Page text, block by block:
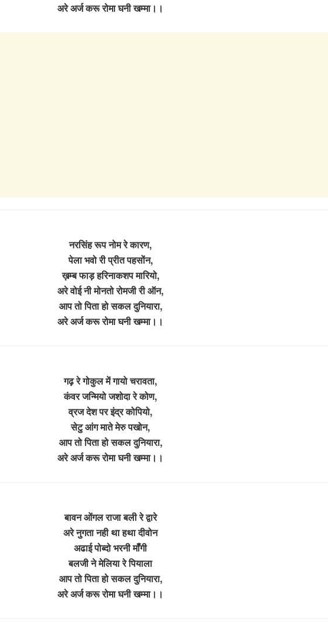
अरे अर्ज करू रोमा घनी खम्मा।।
नरसिंह रूप नोम रे कारण,
पेला भवो री प्रीत पहसोंन,
ख़म्ब फाड़ हरिनाकशप मारियो,
अरे वोई नी मोनतो रोमजी री ऑन,
आप तो पिता हो सकल दुनियारा,
अरे अर्ज करू रोमा घनी खम्मा।।
गढ़ रे गोकुल में गायो चरावता,
कंवर जन्मियो जशोदा रे कोण,
व्रज देश पर इंद्र कोपियो,
सेटु आंग माते मेरु पखोन,
आप तो पिता हो सकल दुनियारा,
अरे अर्ज करू रोमा घनी खम्मा।।
बावन ओंगल राजा बली रे द्वारे
अरे नुगता नही था हथा दीवोन
अढाई पोब्दो भरनी मॉँगी
बलजी ने मेलिया रे पियाला
आप तो पिता हो सकल दुनियारा,
अरे अर्ज करू रोमा घनी खम्मा।।